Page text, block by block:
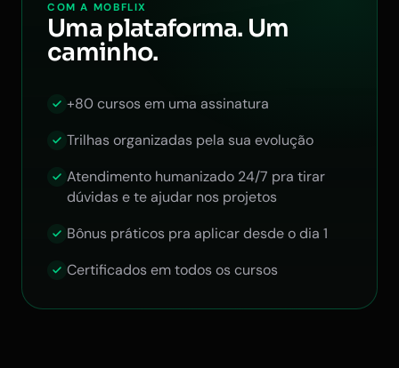
COM A MOBFLIX
Uma plataforma. Um
caminho.
+80 cursos em uma assinatura
Trilhas organizadas pela sua evolução
Atendimento humanizado 24/7 pra tirar
dúvidas e te ajudar nos projetos
Bônus práticos pra aplicar desde o dia 1
Certificados em todos os cursos